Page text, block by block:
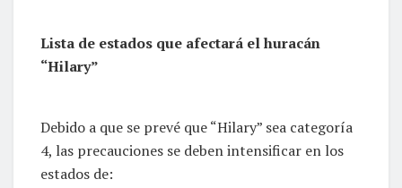
Lista de estados que afectará el huracán
“Hilary”
Debido a que se prevé que “Hilary” sea categoría
4, las precauciones se deben intensificar en los
estados de: